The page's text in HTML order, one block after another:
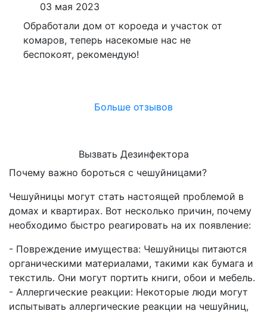
03 мая 2023
Обработали дом от короеда и участок от
комаров, теперь насекомые нас не
беспокоят, рекомендую!
Больше отзывов
Вызвать Дезинфектора
Почему важно бороться с чешуйницами?
Чешуйницы могут стать настоящей проблемой в
домах и квартирах. Вот несколько причин, почему
необходимо быстро реагировать на их появление:
- Повреждение имущества: Чешуйницы питаются
органическими материалами, такими как бумага и
текстиль. Они могут портить книги, обои и мебель.
- Аллергические реакции: Некоторые люди могут
испытывать аллергические реакции на чешуйниц,